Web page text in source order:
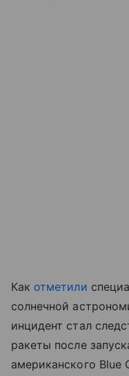
Как отметили
солнечной
инцидент стал
ракеты после
американского Blue